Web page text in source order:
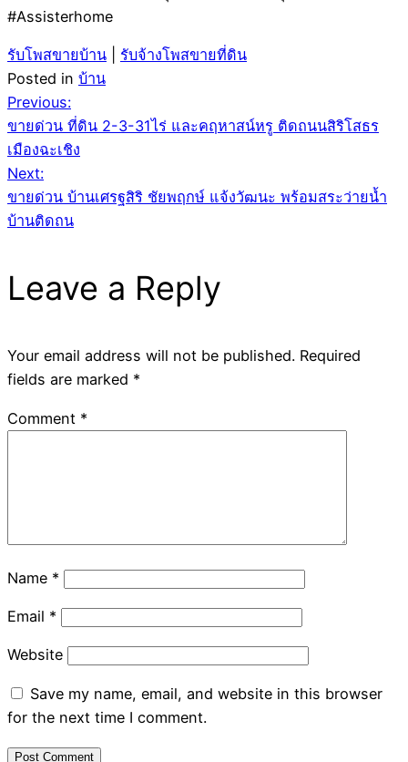
#Assisterhome
รับโพสขายบ้าน
รับจ้างโพสขายที่ดิน
Posted in บ้าน
Post
navigation
Previous:
ขายด่วน ที่ดิน 2-3-31ไร่ และคฤหาสน์หรู ติดถนนสิริโสธร
เมืองฉะเชิง
Next:
ขายด่วน บ้านเศรฐสิริ ชัยพฤกษ์ แจ้งวัฒนะ พร้อมสระว่ายน้ำ
บ้านติดถน
Leave a Reply
Your email address will not be published. Required
fields are marked *
Comment *
Name *
Email *
Website
Save my name, email, and website in this browser
for the next time I comment.